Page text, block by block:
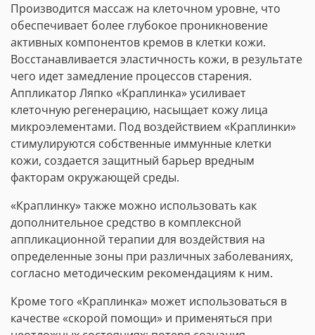
Производится массаж на клеточном уровне, что
обеспечивает более глубокое проникновение
активных компонентов кремов в клетки кожи.
Восстанавливается эластичность кожи, в результате
чего идет замедление процессов старения.
Аппликатор Ляпко «Краплинка» усиливает
клеточную регенерацию, насыщает кожу лица
микроэлементами. Под воздействием «Краплинки»
стимулируются собственные иммунные клетки
кожи, создается защитный барьер вредным
факторам окружающей среды.
«Краплинку» также можно использовать как
дополнительное средство в комплексной
аппликационной терапии для воздействия на
определенные зоны при различных заболеваниях,
согласно методическим рекомендациям к ним.
Кроме того «Краплинка» может использоваться в
качестве «скорой помощи» и применяться при